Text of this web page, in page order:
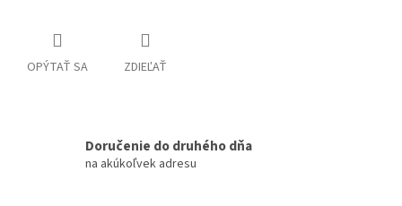
OPÝTAŤ SA ZDIEĽAŤ
Doručenie do druhého dňa
na akúkoľvek adresu